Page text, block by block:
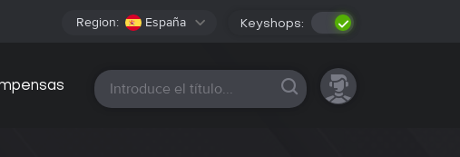
Region: España Keyshops:
Todas las plataformas